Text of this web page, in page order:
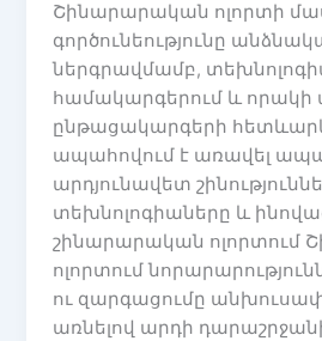
Շինարարական ոլորտի
գործունեությունը
ներգրավմամբ,
համակարգերում և
ընթացակարգերի
ապահովում է առավել
արդյունավետ
տեխնոլոգիաները և
շինարարական ոլորտում
ոլորտում
ու զարգացումը
առնելով արդի